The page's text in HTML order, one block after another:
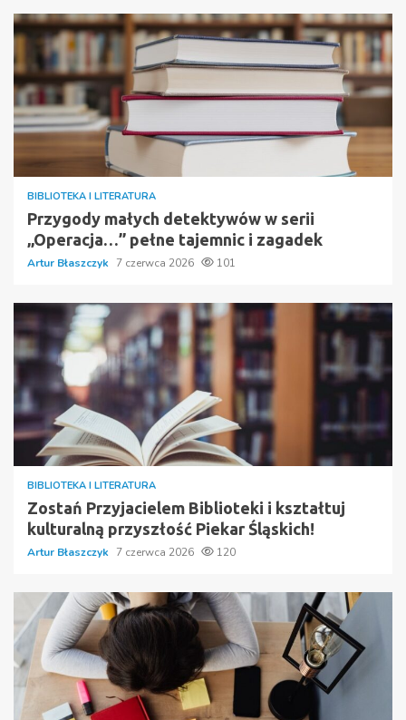
BIBLIOTEKA I LITERATURA
Przygody małych detektywów w serii
„Operacja…” pełne tajemnic i zagadek
Artur Błaszczyk 7 czerwca 2026 101
BIBLIOTEKA I LITERATURA
Zostań Przyjacielem Biblioteki i kształtuj
kulturalną przyszłość Piekar Śląskich!
Artur Błaszczyk 7 czerwca 2026 120